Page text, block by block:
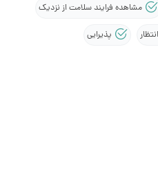
مشاهده فرایند سلامت از نزدیک
پذیرایی